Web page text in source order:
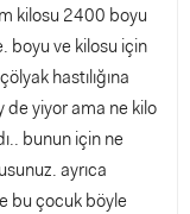
kilosu 2400 boyu
boyu ve kilosu için
hastılığına
de yiyor ama ne kilo
bunun için ne
ayrıca
bu çocuk böyle